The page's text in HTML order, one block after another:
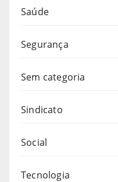
Saúde
Segurança
Sem categoria
Sindicato
Social
Tecnologia